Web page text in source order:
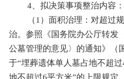
4、拟决策事项整治内容：
（1）面积治理：对超过
治。参照《国务院办公厅转发
公墓管理的意见〉的通知》（
于“埋葬遗体单人墓占地不超